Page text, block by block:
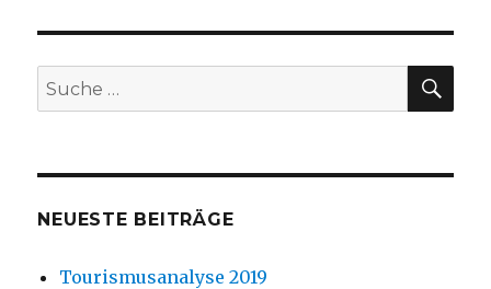
Suche
nach:
NEUESTE BEITRÄGE
Tourismusanalyse 2019